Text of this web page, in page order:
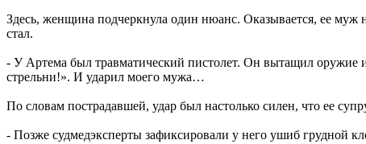
Здесь, женщина подчеркнула один нюанс. Оказывается, ее муж
стал.
- У Артема был травматический пистолет. Он вытащил оружие
стрельни!». И ударил моего мужа…
По словам пострадавшей, удар был настолько силен, что ее
- Позже судмедэксперты зафиксировали у него ушиб грудной